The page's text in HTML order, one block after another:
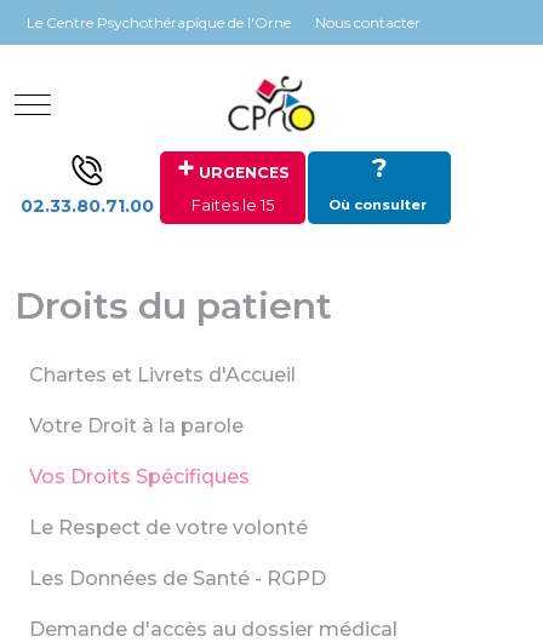
Panneau de gestion des cookies
Le Centre Psychothérapique de l'Orne Nous contacter
Mobile Menu Toggle
02.33.80.71.00
+ URGENCES
Faites le 15
?
Où consulter
Droits du patient
Chartes et Livrets d'Accueil
Votre Droit à la parole
Vos Droits Spécifiques
Le Respect de votre volonté
Les Données de Santé - RGPD
Demande d'accès au dossier médical